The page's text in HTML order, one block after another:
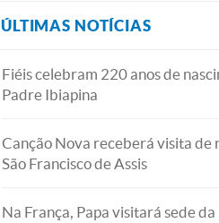
ÚLTIMAS NOTÍCIAS
Fiéis celebram 220 anos de
Padre Ibiapina
Canção Nova receberá visita de
São Francisco de Assis
Na França, Papa visitará sede da